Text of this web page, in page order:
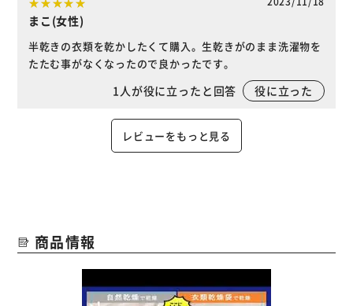
まこ(女性)
半乾きの衣類を乾かしたくて購入。生乾きがのまま洗濯物を
たたむ事がなくなったので良かったです。
1人が役に立ったと回答 役に立った
レビューをもっと見る
商品情報